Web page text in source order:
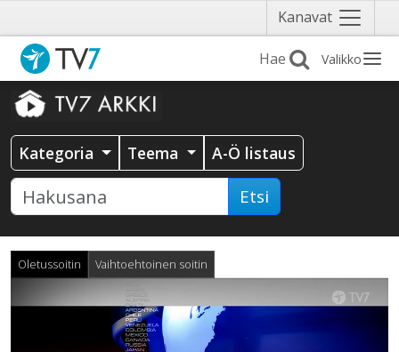
Kanavat Näytä
valikko
Valikko
Kategoria Teema A-Ö listaus
Etsi
Oletussoitin Vaihtoehtoinen soitin